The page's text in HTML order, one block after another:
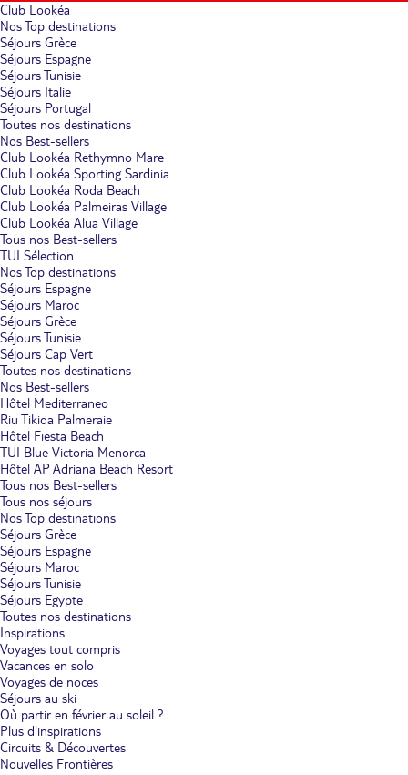
Club Lookéa
Nos Top destinations
Séjours Grèce
Séjours Espagne
Séjours Tunisie
Séjours Italie
Séjours Portugal
Toutes nos destinations
Nos Best-sellers
Club Lookéa Rethymno Mare
Club Lookéa Sporting Sardinia
Club Lookéa Roda Beach
Club Lookéa Palmeiras Village
Club Lookéa Alua Village
Tous nos Best-sellers
TUI Sélection
Nos Top destinations
Séjours Espagne
Séjours Maroc
Séjours Grèce
Séjours Tunisie
Séjours Cap Vert
Toutes nos destinations
Nos Best-sellers
Hôtel Mediterraneo
Riu Tikida Palmeraie
Hôtel Fiesta Beach
TUI Blue Victoria Menorca
Hôtel AP Adriana Beach Resort
Tous nos Best-sellers
Tous nos séjours
Nos Top destinations
Séjours Grèce
Séjours Espagne
Séjours Maroc
Séjours Tunisie
Séjours Egypte
Toutes nos destinations
Inspirations
Voyages tout compris
Vacances en solo
Voyages de noces
Séjours au ski
Où partir en février au soleil ?
Plus d'inspirations
Circuits & Découvertes
Nouvelles Frontières